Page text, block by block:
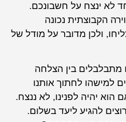
ינצח על חשבונכם.
הקבוצתית נכונה
ולכן מדובר על מודל של
בין הצלחה
למישהו לחתוך אותנו
יהיה לפנינו, לא ננצח.
להגיע ליעד בשלום.